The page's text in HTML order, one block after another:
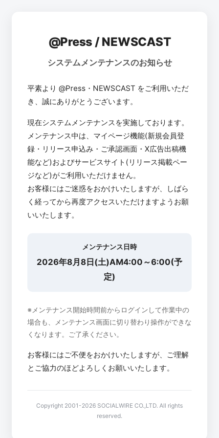
@Press / NEWSCAST
システムメンテナンスのお知らせ
平素より @Press・NEWSCAST をご利用いただ
き、誠にありがとうございます。
現在システムメンテナンスを実施しております。
メンテナンス中は、マイページ機能(新規会員登
録・リリース申込み・ご承認画面・X広告出稿機
能など)およびサービスサイト(リリース掲載ペー
ジなど)がご利用いただけません。
お客様にはご迷惑をおかけいたしますが、しばら
く経ってから再度アクセスいただけますようお願
いいたします。
メンテナンス日時
2026年8月8日(土)AM4:00～6:00(予
定)
※メンテナンス開始時間前からログインして作業中の
場合も、メンテナンス画面に切り替わり操作ができな
くなります。ご了承ください。
お客様にはご不便をおかけいたしますが、ご理解
とご協力のほどよろしくお願いいたします。
Copyright 2001-2026 SOCIALWIRE CO.,LTD. All rights
reserved.